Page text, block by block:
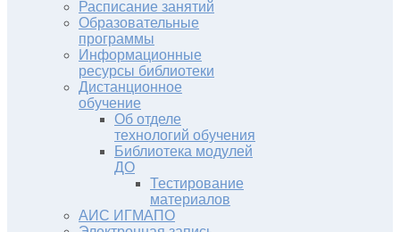
Расписание занятий
Образовательные
программы
Информационные
ресурсы библиотеки
Дистанционное
обучение
Об отделе
технологий обучения
Библиотека модулей
ДО
Тестирование
материалов
АИС ИГМАПО